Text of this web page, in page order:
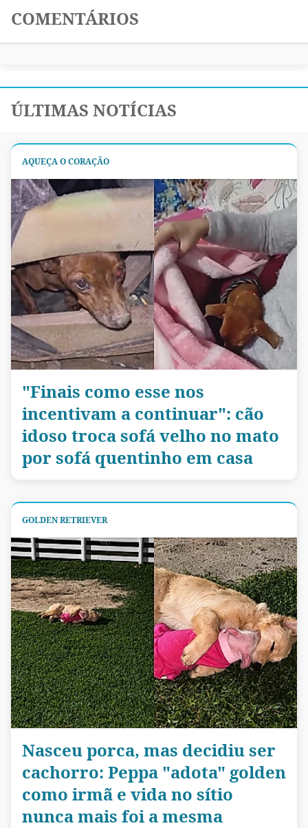
COMENTÁRIOS
ÚLTIMAS NOTÍCIAS
AQUEÇA O CORAÇÃO
"Finais como esse nos
incentivam a continuar": cão
idoso troca sofá velho no mato
por sofá quentinho em casa
GOLDEN RETRIEVER
Nasceu porca, mas decidiu ser
cachorro: Peppa "adota" golden
como irmã e vida no sítio
nunca mais foi a mesma